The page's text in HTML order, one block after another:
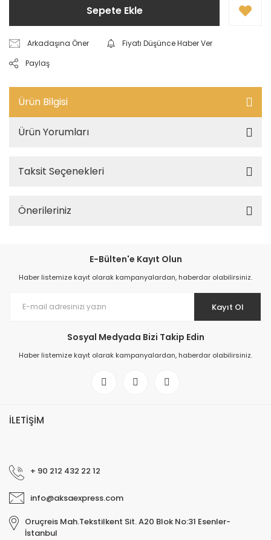
Sepete Ekle
Arkadaşına Öner
Fiyatı Düşünce Haber Ver
Paylaş
Ürün Bilgisi
Ürün Yorumları
Taksit Seçenekleri
Önerileriniz
E-Bülten'e Kayıt Olun
Haber listemize kayıt olarak kampanyalardan, haberdar olabilirsiniz.
Kayıt Ol
Sosyal Medyada Bizi Takip Edin
Haber listemize kayıt olarak kampanyalardan, haberdar olabilirsiniz.
İLETİŞİM
+ 90 212 432 22 12
info@aksaexpress.com
Oruçreis Mah.Tekstilkent Sit. A20 Blok No:31 Esenler-
İstanbul